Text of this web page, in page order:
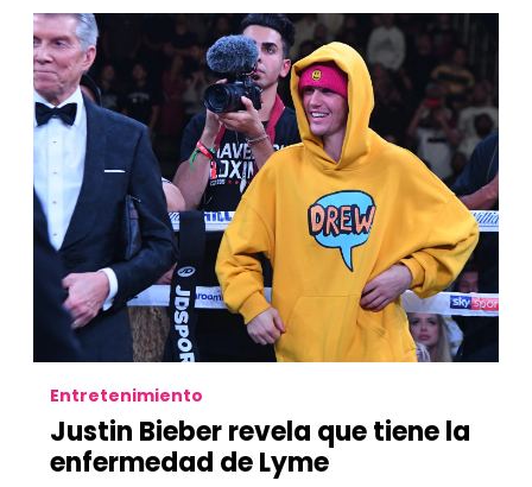
Entretenimiento
Justin Bieber revela que tiene la
enfermedad de Lyme